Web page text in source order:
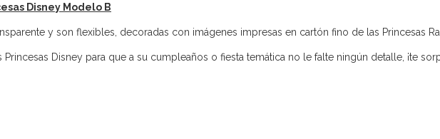
Disney Modelo B
y son flexibles, decoradas con imágenes impresas en cartón fino de las Princesas
Disney para que a su cumpleaños o fiesta temática no le falte ningún detalle, ¡te